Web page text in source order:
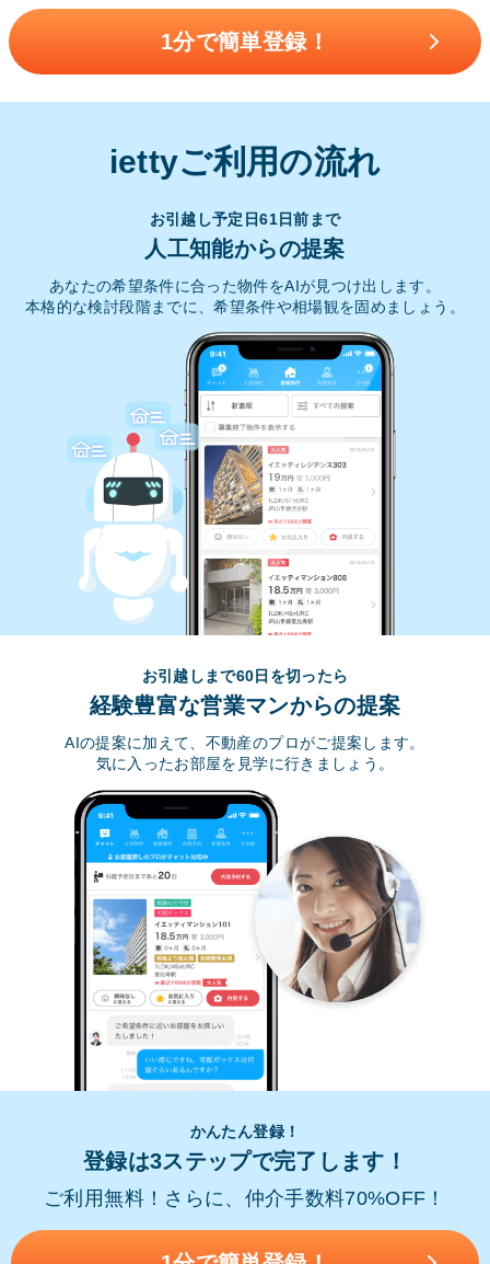
1分で簡単登録！
iettyご利用の流れ
お引越し予定日61日前まで
人工知能からの提案
あなたの希望条件に合った物件をAIが見つけ出します。
本格的な検討段階までに、希望条件や相場観を固めましょう。
お引越しまで60日を切ったら
経験豊富な営業マンからの提案
AIの提案に加えて、不動産のプロがご提案します。
気に入ったお部屋を見学に行きましょう。
かんたん登録！
登録は3ステップで完了します！
ご利用無料！さらに、仲介手数料70%OFF！